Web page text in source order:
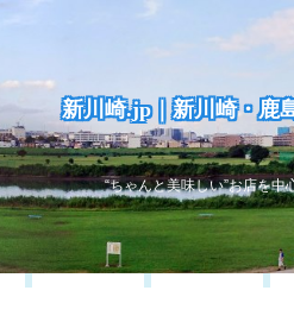
新川崎.jp｜新川崎・鹿
“ちゃんと美味しい”お店を